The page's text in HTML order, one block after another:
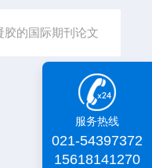
胶的国际期刊论文
服务热线
021-54397372
15618141270